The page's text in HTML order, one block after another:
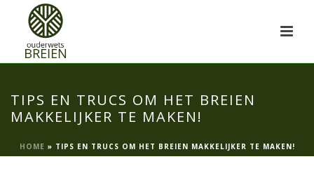
TIPS EN TRUCS OM HET BREIEN
MAKKELIJKER TE MAKEN!
HOME » TIPS EN TRUCS OM HET BREIEN MAKKELIJKER TE MAKEN!